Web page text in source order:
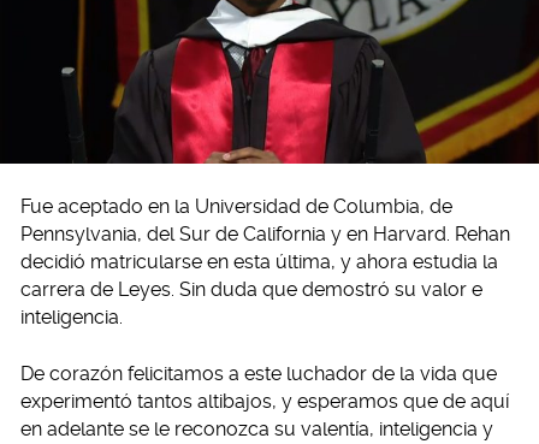
Fue aceptado en la Universidad de Columbia, de
Pennsylvania, del Sur de California y en Harvard. Rehan
decidió matricularse en esta última, y ahora estudia la
carrera de Leyes. Sin duda que demostró su valor e
inteligencia.
De corazón felicitamos a este luchador de la vida que
experimentó tantos altibajos, y esperamos que de aquí
en adelante se le reconozca su valentía, inteligencia y